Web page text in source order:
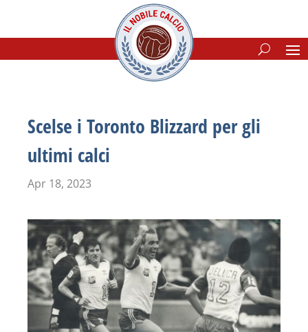
Scelse i Toronto Blizzard per gli
ultimi calci
Apr 18, 2023